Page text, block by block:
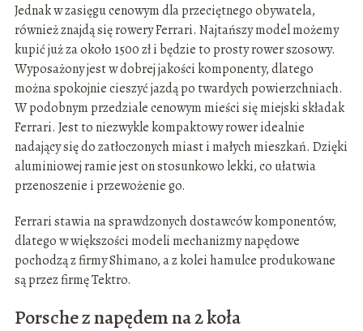
Jednak w zasięgu cenowym dla przeciętnego obywatela,
również znajdą się rowery Ferrari. Najtańszy model możemy
kupić już za około 1500 zł i będzie to prosty rower szosowy.
Wyposażony jest w dobrej jakości komponenty, dlatego
można spokojnie cieszyć jazdą po twardych powierzchniach.
W podobnym przedziale cenowym mieści się miejski składak
Ferrari. Jest to niezwykle kompaktowy rower idealnie
nadający się do zatłoczonych miast i małych mieszkań. Dzięki
aluminiowej ramie jest on stosunkowo lekki, co ułatwia
przenoszenie i przewożenie go.
Ferrari stawia na sprawdzonych dostawców komponentów,
dlatego w większości modeli mechanizmy napędowe
pochodzą z firmy Shimano, a z kolei hamulce produkowane
są przez firmę Tektro.
Porsche z napędem na 2 koła